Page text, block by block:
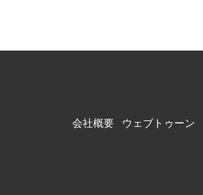
会社概要 ウェブトゥーン